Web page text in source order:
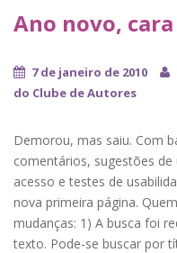
Ano novo,
7 de janeiro de 2010
do Clube de Autores
Demorou, mas saiu. Com
comentários, sugestões
acesso e testes de
nova primeira página.
mudanças: 1) A busca foi
texto. Pode-se buscar por